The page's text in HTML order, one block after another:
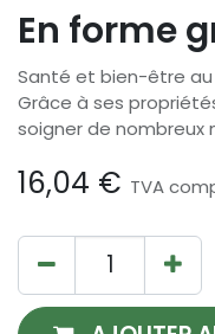
En forme
Santé et bien-être au
Grâce à ses
soigner de nombreux
16,04 € TVA